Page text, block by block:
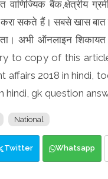
वाणिज्यिक बैंक,क्षेत्रीय
करा सकते हैं। सबसे खास
अभी ऑनलाइन
to copy of this
affairs 2018 in hindi,
gk question
National
Twitter Whatsapp